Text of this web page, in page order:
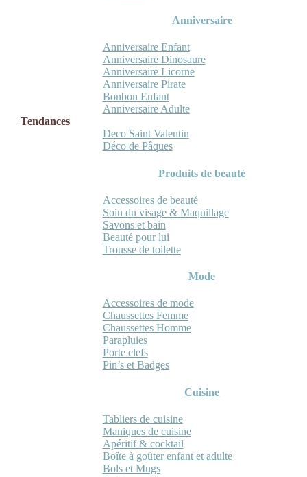
Anniversaire
Anniversaire Enfant
Anniversaire Dinosaure
Anniversaire Licorne
Anniversaire Pirate
Bonbon Enfant
Anniversaire Adulte
Tendances
Deco Saint Valentin
Déco de Pâques
Produits de beauté
Accessoires de beauté
Soin du visage & Maquillage
Savons et bain
Beauté pour lui
Trousse de toilette
Mode
Accessoires de mode
Chaussettes Femme
Chaussettes Homme
Parapluies
Porte clefs
Pin’s et Badges
Cuisine
Tabliers de cuisine
Maniques de cuisine
Apéritif & cocktail
Boîte à goûter enfant et adulte
Bols et Mugs